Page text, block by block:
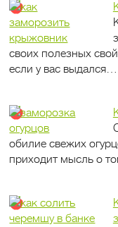
своих полезных
если у вас выдался…
обилие свежих
приходит мысль о